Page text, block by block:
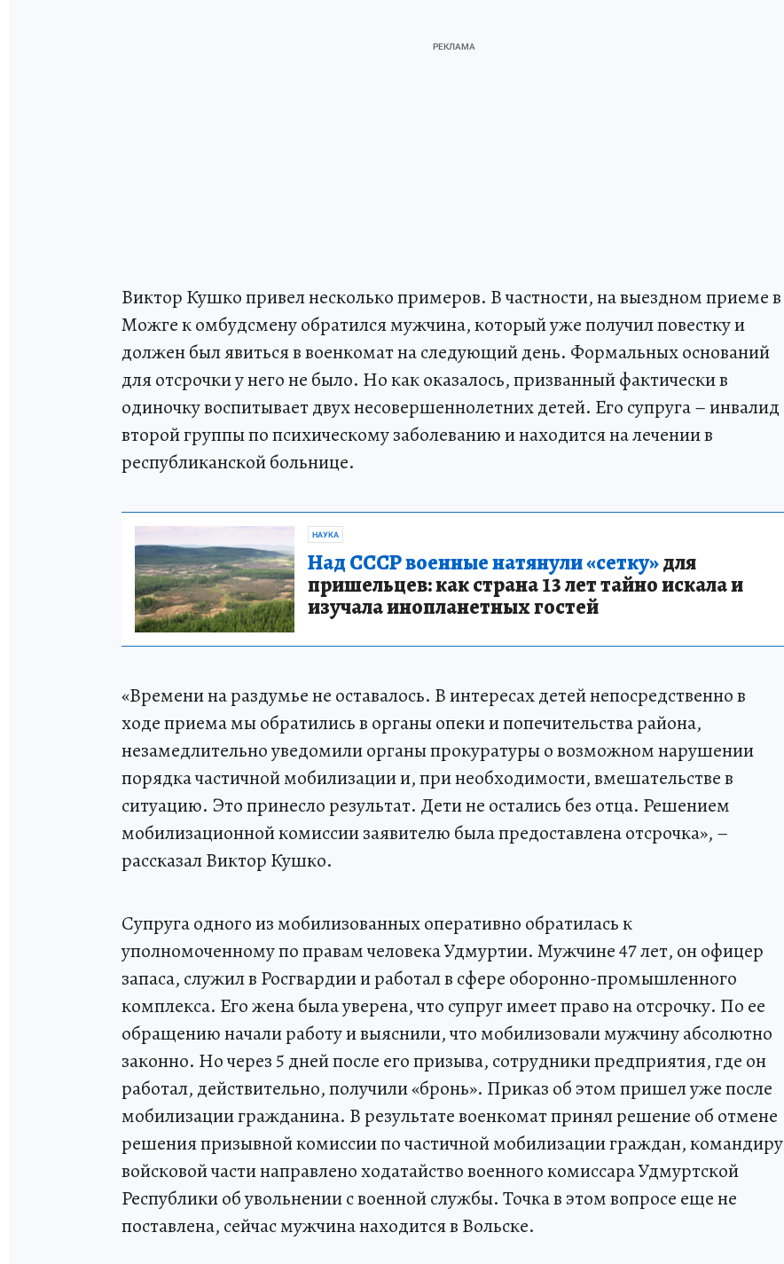
Виктор Кушко привел несколько примеров. В частности, на выездном приеме в
Можге к омбудсмену обратился мужчина, который уже получил повестку и
должен был явиться в военкомат на следующий день. Формальных оснований
для отсрочки у него не было. Но как оказалось, призванный фактически в
одиночку воспитывает двух несовершеннолетних детей. Его супруга – инвалид
второй группы по психическому заболеванию и находится на лечении в
республиканской больнице.
НАУКА
Над СССР военные натянули «сетку»для
пришельцев: как страна 13 лет тайно искала и
изучала инопланетных гостей
«Времени на раздумье не оставалось. В интересах детей непосредственно в
ходе приема мы обратились в органы опеки и попечительства района,
незамедлительно уведомили органы прокуратуры о возможном нарушении
порядка частичной мобилизации и, при необходимости, вмешательстве в
ситуацию. Это принесло результат. Дети не остались без отца. Решением
мобилизационной комиссии заявителю была предоставлена отсрочка», –
рассказал Виктор Кушко.
Супруга одного из мобилизованных оперативно обратилась к
уполномоченному по правам человека Удмуртии. Мужчине 47 лет, он офицер
запаса, служил в Росгвардии и работал в сфере оборонно-промышленного
комплекса. Его жена была уверена, что супруг имеет право на отсрочку. По ее
обращению начали работу и выяснили, что мобилизовали мужчину абсолютно
законно. Но через 5 дней после его призыва, сотрудники предприятия, где он
работал, действительно, получили «бронь». Приказ об этом пришел уже после
мобилизации гражданина. В результате военкомат принял решение об отмене
решения призывной комиссии по частичной мобилизации граждан, командиру
войсковой части направлено ходатайство военного комиссара Удмуртской
Республики об увольнении с военной службы. Точка в этом вопросе еще не
поставлена, сейчас мужчина находится в Вольске.